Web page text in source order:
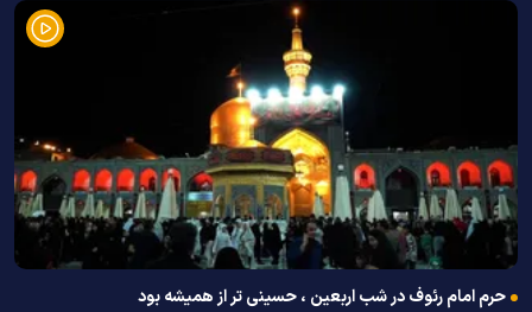
حرم امام رئوف در شب اربعین ، حسینی تر از همیشه بود